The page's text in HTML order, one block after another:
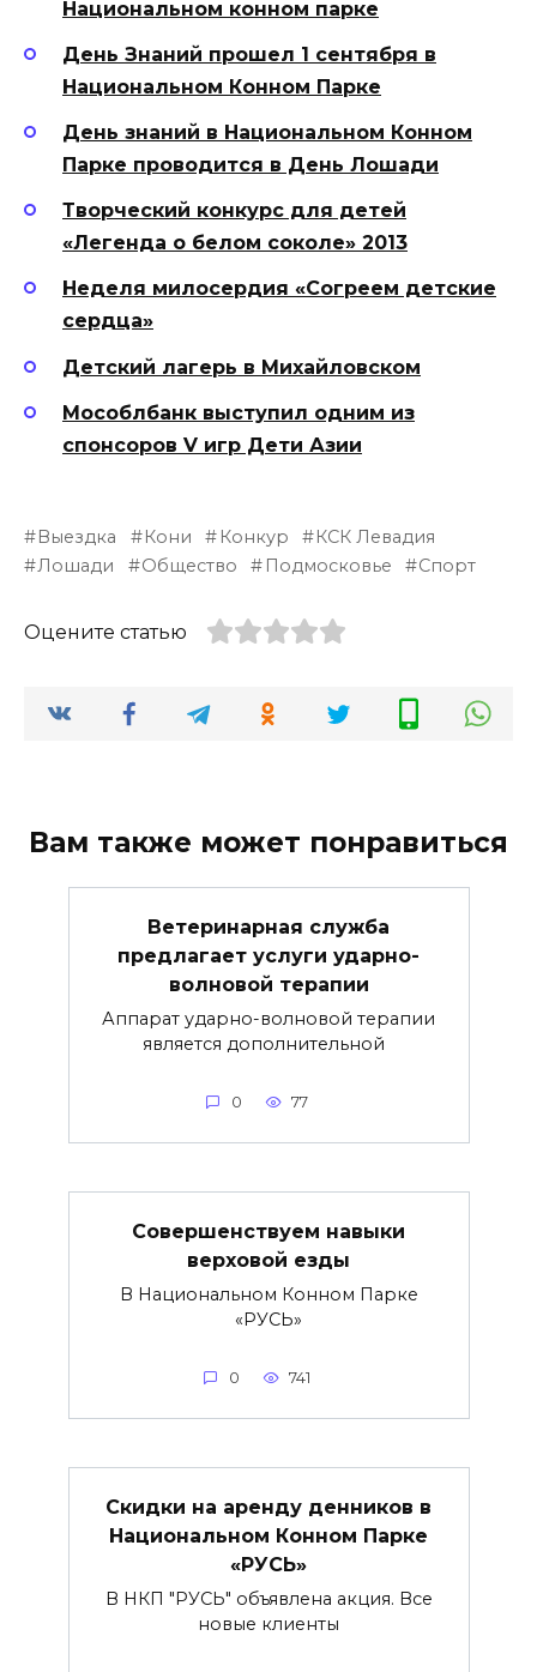
Национальном конном парке
День Знаний прошел 1 сентября в
Национальном Конном Парке
День знаний в Национальном Конном
Парке проводится в День Лошади
Творческий конкурс для детей
«Легенда о белом соколе» 2013
Неделя милосердия «Согреем детские
сердца»
Детский лагерь в Михайловском
Мособлбанк выступил одним из
спонсоров V игр Дети Азии
Выездка Кони Конкур
КСК Левадия
Лошади
Общество Подмосковье Спорт
Оцените статью
Вам также может понравиться
Ветеринарная служба
предлагает услуги ударно-
волновой терапии
Аппарат ударно-волновой терапии
является дополнительной
0 77
Совершенствуем навыки
верховой езды
В Национальном Конном Парке
«РУСЬ»
0 741
Скидки на аренду денников в
Национальном Конном Парке
«РУСЬ»
В НКП "РУСЬ" объявлена акция. Все
новые клиенты